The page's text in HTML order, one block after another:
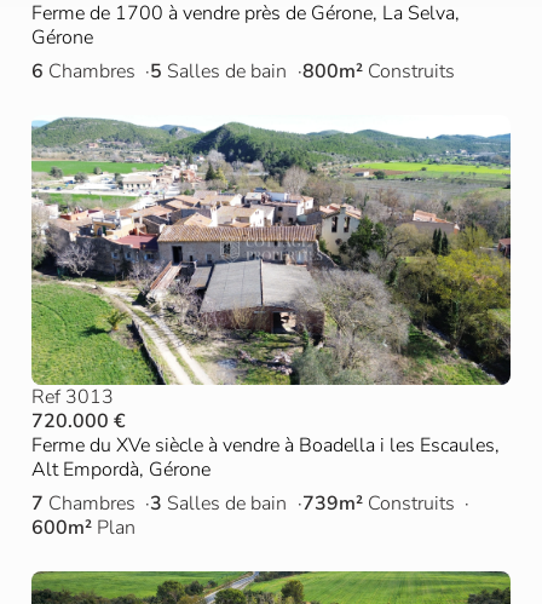
Ferme de 1700 à vendre près de Gérone, La Selva,
Gérone
6 Chambres 5 Salles de bain 800m² Construits
Ref 3013
720.000 €
Ferme du XVe siècle à vendre à Boadella i les Escaules,
Alt Empordà, Gérone
7 Chambres 3 Salles de bain 739m² Construits
600m² Plan